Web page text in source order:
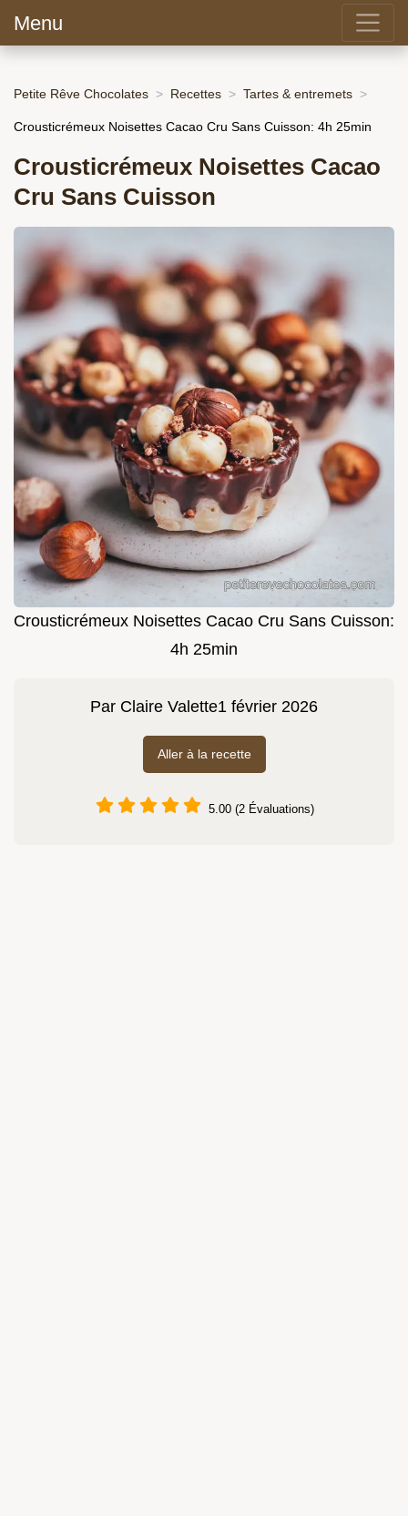
Menu
Petite Rêve Chocolates Recettes Tartes & entremets
Crousticrémeux Noisettes Cacao Cru Sans Cuisson: 4h 25min
Crousticrémeux Noisettes Cacao
Cru Sans Cuisson
Crousticrémeux Noisettes Cacao Cru Sans Cuisson:
4h 25min
Par Claire Valette1 février 2026
Aller à la recette
5.00 (2 Évaluations)